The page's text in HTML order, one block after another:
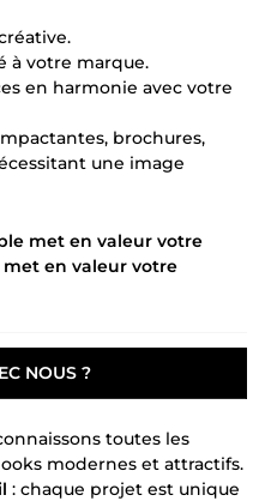
à votre marque.
en harmonie avec votre
brochures,
une image
met en valeur votre
en valeur votre
NOUS ?
toutes les
modernes et attractifs.
: chaque projet est unique